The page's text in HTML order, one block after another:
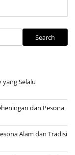
Search
yang Selalu
dan Pesona
Alam dan Tradisi